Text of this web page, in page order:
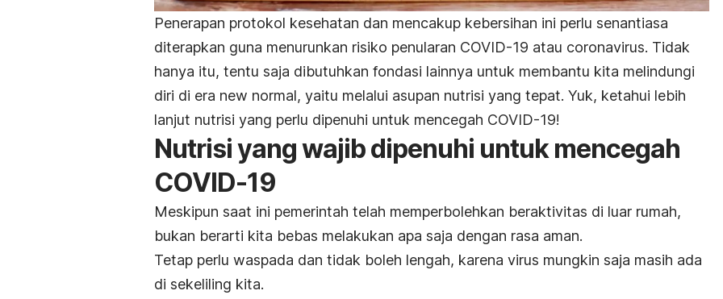
Penerapan protokol kesehatan dan mencakup kebersihan ini perlu senantiasa
diterapkan guna menurunkan risiko penularan COVID-19 atau coronavirus. Tidak
hanya itu, tentu saja dibutuhkan fondasi lainnya untuk membantu kita melindungi
diri di era new normal, yaitu melalui asupan nutrisi yang tepat. Yuk, ketahui lebih
lanjut nutrisi yang perlu dipenuhi untuk mencegah COVID-19!
Nutrisi yang wajib dipenuhi untuk mencegah
COVID-19
Meskipun saat ini pemerintah telah memperbolehkan beraktivitas di luar rumah,
bukan berarti kita bebas melakukan apa saja dengan rasa aman.
Tetap perlu waspada dan tidak boleh lengah, karena virus mungkin saja masih ada
di sekeliling kita.